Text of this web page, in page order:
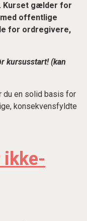
Kurset gælder for
offentlige
for ordregivere,
kursusstart! (kan
du en solid basis for
konsekvensfyldte
ikke-